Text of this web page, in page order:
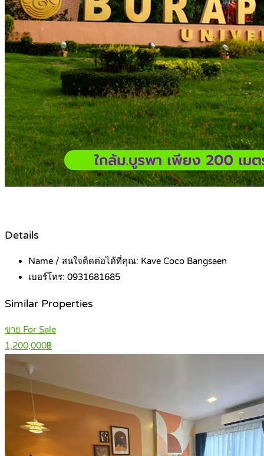
Details
Name / สนใจติดต่อได้ที่คุณ: Kave Coco Bangsaen
เบอร์โทร: 0931681685
Similar Properties
ขาย For Sale
1,200,000฿